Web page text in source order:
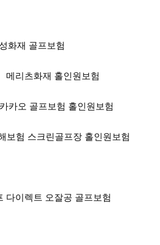
화재 골프보험
메리츠화재 홀인원보험
카카오 골프보험 홀인원보험
보험 스크린골프장 홀인원보험
다이렉트 오잘공 골프보험